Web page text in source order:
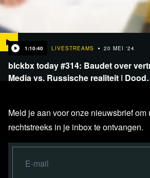
1:10:40 LIVESTREAMS 20 MEI '24
blckbx today #314: Baudet over
Media vs. Russische realiteit |
Meld je aan voor onze nieuwsbrief om
rechtstreeks in je inbox te ontvangen.